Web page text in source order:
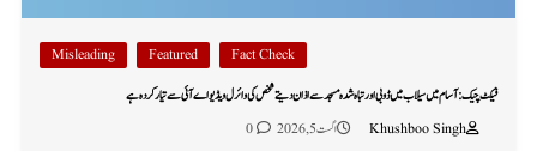
Fact Check
Featured
Misleading
فیکٹ چیک: آسام میں سیلاب میں ڈوبی اور تباہ شدہ مسجد سے اذان دیتے شخص کی وائرل ویڈیو اے آئی سے تیار کردہ ہے
Khushboo Singh
اگست 5, 2026 0